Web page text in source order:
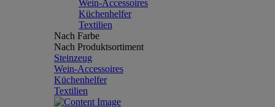
Wein-Accessoires
Küchenhelfer
Textilien
Nach Farbe
Nach Produktsortiment
Steinzeug
Wein-Accessoires
Küchenhelfer
Textilien